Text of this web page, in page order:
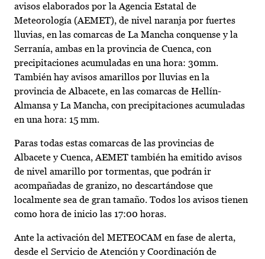
avisos elaborados por la Agencia Estatal de
Meteorología (AEMET), de nivel naranja por fuertes
lluvias, en las comarcas de La Mancha conquense y la
Serranía, ambas en la provincia de Cuenca, con
precipitaciones acumuladas en una hora: 30mm.
También hay avisos amarillos por lluvias en la
provincia de Albacete, en las comarcas de Hellín-
Almansa y La Mancha, con precipitaciones acumuladas
en una hora: 15 mm.
Paras todas estas comarcas de las provincias de
Albacete y Cuenca, AEMET también ha emitido avisos
de nivel amarillo por tormentas, que podrán ir
acompañadas de granizo, no descartándose que
localmente sea de gran tamaño. Todos los avisos tienen
como hora de inicio las 17:00 horas.
Ante la activación del METEOCAM en fase de alerta,
desde el Servicio de Atención y Coordinación de